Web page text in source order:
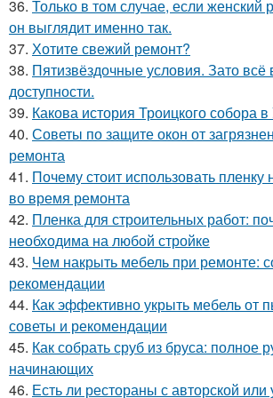
36. Только в том случае, если женский
он выглядит именно так.
37. Хотите свежий ремонт?
38. Пятизвёздочные условия. Зато всё
доступности.
39. Какова история Троицкого собора
40. Советы по защите окон от
ремонта
41. Почему стоит использовать
во время ремонта
42. Пленка для строительных работ:
необходима на любой стройке
43. Чем накрыть мебель при ремонте:
рекомендации
44. Как эффективно укрыть мебель от
советы и рекомендации
45. Как собрать сруб из бруса: полное
начинающих
46. Есть ли рестораны с авторской или